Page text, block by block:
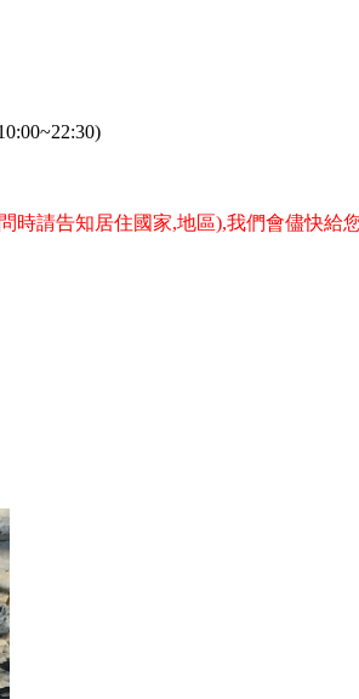
時請告知居住國家,地區),我們會儘快給